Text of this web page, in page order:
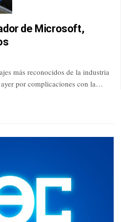
de Microsoft,
más reconocidos de la industria
por complicaciones con la…